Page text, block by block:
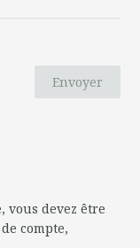
Envoyer
vous devez être
compte,